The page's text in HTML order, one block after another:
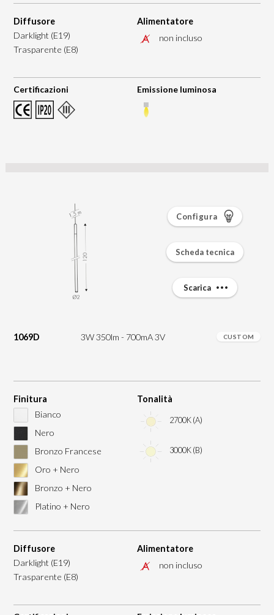
Diffusore
Darklight (E19)
Trasparente (E8)
Alimentatore
non incluso
Certificazioni Emissione luminosa
1069D 3W 350lm - 700mA 3V CUSTOM
Finitura
Bianco
Nero
Bronzo Francese
Oro + Nero
Bronzo + Nero
Platino + Nero
Tonalità
2700K (A)
3000K (B)
Diffusore
Darklight (E19)
Trasparente (E8)
Alimentatore
non incluso
Configura
Scheda tecnica
Scarica